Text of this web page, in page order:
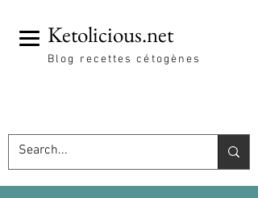
Ketolicious.net
Blog recettes cétogènes